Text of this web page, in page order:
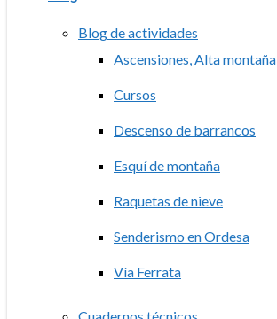
Blog de actividades
Ascensiones, Alta montaña
Cursos
Descenso de barrancos
Esquí de montaña
Raquetas de nieve
Senderismo en Ordesa
Vía Ferrata